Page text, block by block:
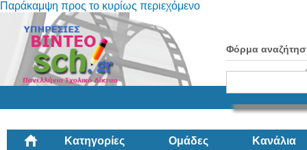
Παράκαμψη προς το κυρίως περιεχόμενο
Φόρμα
Κατηγορίες Ομάδες Κανάλια